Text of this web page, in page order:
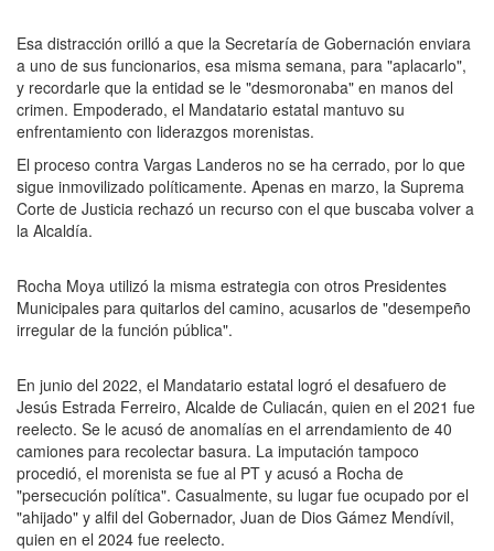
Esa distracción orilló a que la Secretaría de Gobernación enviara
a uno de sus funcionarios, esa misma semana, para "aplacarlo",
y recordarle que la entidad se le "desmoronaba" en manos del
crimen. Empoderado, el Mandatario estatal mantuvo su
enfrentamiento con liderazgos morenistas.
El proceso contra Vargas Landeros no se ha cerrado, por lo que
sigue inmovilizado políticamente. Apenas en marzo, la Suprema
Corte de Justicia rechazó un recurso con el que buscaba volver a
la Alcaldía.
Rocha Moya utilizó la misma estrategia con otros Presidentes
Municipales para quitarlos del camino, acusarlos de "desempeño
irregular de la función pública".
En junio del 2022, el Mandatario estatal logró el desafuero de
Jesús Estrada Ferreiro, Alcalde de Culiacán, quien en el 2021 fue
reelecto. Se le acusó de anomalías en el arrendamiento de 40
camiones para recolectar basura. La imputación tampoco
procedió, el morenista se fue al PT y acusó a Rocha de
"persecución política". Casualmente, su lugar fue ocupado por el
"ahijado" y alfil del Gobernador, Juan de Dios Gámez Mendívil,
quien en el 2024 fue reelecto.